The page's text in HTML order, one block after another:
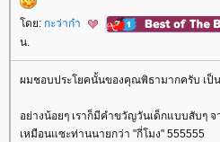
ดย: กะว่าก๋า
น.
ผมชอบประโยคนั้นของคุณพิธามากครับ เป็
อย่างน้อยๆ เราก็มีคำขวัญวันเด็กแบบสับๆ
เหมือนแซะท่านนายกว่า "กี่โมง" 555555